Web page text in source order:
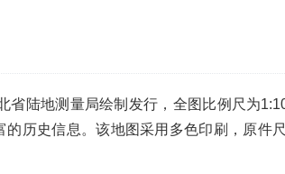
陆地测量局绘制发行，全图比例尺为
历史信息。该地图采用多色印刷，原件